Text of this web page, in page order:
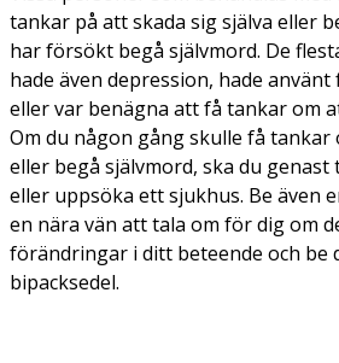
tankar på att skada sig själva eller
har försökt begå självmord. De
hade även depression, hade
eller var benägna att få tankar om
Om du någon gång skulle få tankar
eller begå självmord, ska du genast
eller uppsöka ett sjukhus. Be även
en nära vän att tala om för dig om
förändringar i ditt beteende och be
bipacksedel.